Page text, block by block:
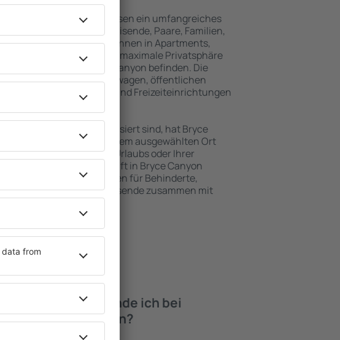
in Bryce Canyon umfassen ein umfangreiches
vielen Objekten für Alleinreisende, Paare, Familien,
Die Besucher können in Apartments,
übernachten, die maximale Privatsphäre
im Zentrum von Bryce Canyon befinden. Die
wie die Nähe zu Mietwagen, öffentlichen
Geschäften, Service- und Freizeiteinrichtungen
einer guten Erholung.
Luxusunterkünften interessiert sind, hat Bryce
Angebot für Sie. An dem ausgewählten Ort
was Sie während Ihres Urlaubs oder Ihrer
benötigen. Die Unterkunft in Bryce Canyon
Objekten mit Einrichtungen für Behinderte,
Kleinkinder sowie für Reisende zusammen mit
finde ich bei
in Bryce Canyon?